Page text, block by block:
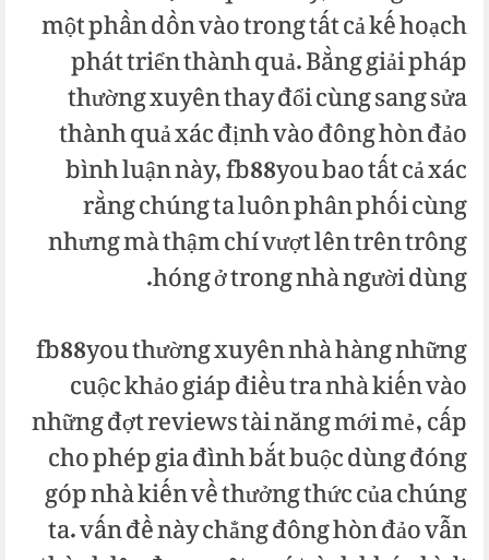
một phần dồn vào trong tất cả kế hoạch
phát triển thành quả. Bằng giải pháp
thường xuyên thay đổi cùng sang sửa
thành quả xác định vào đông hòn đảo
bình luận này, fb88you bao tất cả xác
rằng chúng ta luôn phân phối cùng
nhưng mà thậm chí vượt lên trên trông
hóng ở trong nhà người dùng.
fb88you thường xuyên nhà hàng những
cuộc khảo giáp điều tra nhà kiến vào
những đợt reviews tài năng mới mẻ, cấp
cho phép gia đình bắt buộc dùng đóng
góp nhà kiến về thưởng thức của chúng
ta. vấn đề này chẳng đông hòn đảo vẫn